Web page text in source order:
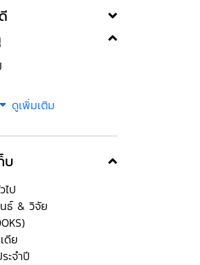
ดูเพิ่มเติม
บ
ไป
ธ์ & วิจัย
ดีย
ะจำปี